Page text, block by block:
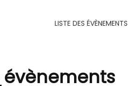
LISTE DES ÉVÈNEMENTS
évènements